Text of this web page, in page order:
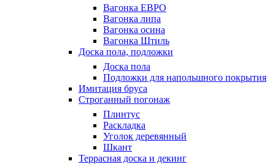
Вагонка ЕВРО
Вагонка липа
Вагонка осина
Вагонка Штиль
Доска пола, подложки
Доска пола
Подложки для напольшного покрытия
Имитация бруса
Строганный погонаж
Плинтус
Раскладка
Уголок деревянный
Шкант
Террасная доска и декинг